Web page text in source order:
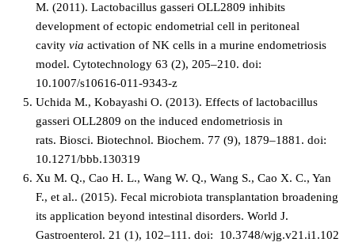
M. (2011). Lactobacillus gasseri OLL2809 inhibits
development of ectopic endometrial cell in peritoneal
cavity via activation of NK cells in a murine endometriosis
model. Cytotechnology 63 (2), 205–210. doi:
10.1007/s10616-011-9343-z
Uchida M., Kobayashi O. (2013). Effects of lactobacillus
gasseri OLL2809 on the induced endometriosis in
rats. Biosci. Biotechnol. Biochem. 77 (9), 1879–1881. doi:
10.1271/bbb.130319
Xu M. Q., Cao H. L., Wang W. Q., Wang S., Cao X. C., Yan
F., et al.. (2015). Fecal microbiota transplantation broadening
its application beyond intestinal disorders. World J.
Gastroenterol. 21 (1), 102–111. doi: 10.3748/wjg.v21.i1.102